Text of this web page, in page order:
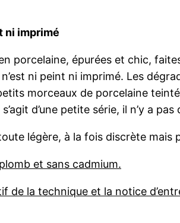
ni imprimé
porcelaine, épurées et chic,
ni peint ni imprimé. Les
morceaux de porcelaine
s’agit d’une petite série, il n’y a
légère, à la fois discrète mais
et sans cadmium.
de la technique et la notice